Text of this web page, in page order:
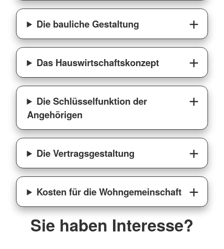
Die bauliche Gestaltung
Das Hauswirtschaftskonzept
Die Schlüsselfunktion der
Angehörigen
Die Vertragsgestaltung
Kosten für die Wohngemeinschaft
Sie haben Interesse?